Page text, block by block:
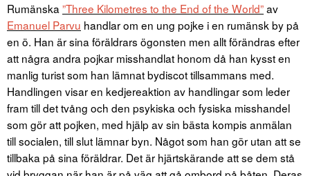
Rumänska ”Three Kilometres to the End of the World”av
Emanuel Parvu handlar om en ung pojke i en rumänsk by på
en ö. Han är sina föräldrars ögonsten men allt förändras efter
att några andra pojkar misshandlat honom då han kysst en
manlig turist som han lämnat bydiscot tillsammans med.
Handlingen visar en kedjereaktion av handlingar som leder
fram till det tvång och den psykiska och fysiska misshandel
som gör att pojken, med hjälp av sin bästa kompis anmälan
till socialen, till slut lämnar byn. Något som han gör utan att se
tillbaka på sina föräldrar. Det är hjärtskärande att se dem stå